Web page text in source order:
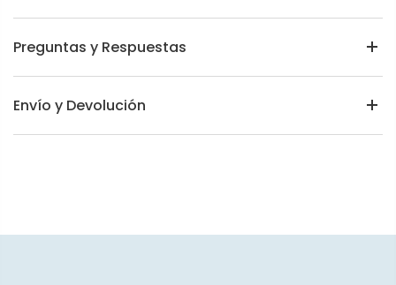
Preguntas y Respuestas
Envío y Devolución